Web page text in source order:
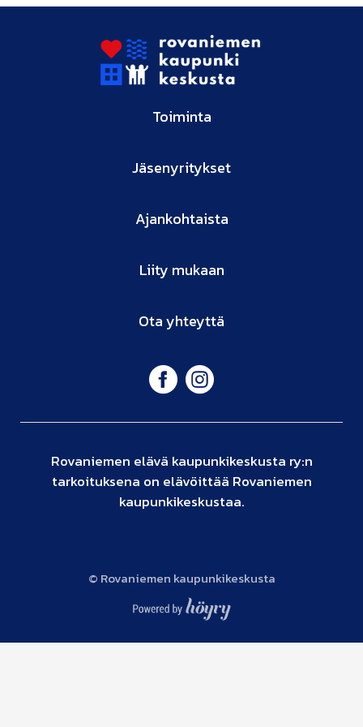
Toiminta
Jäsenyritykset
Ajankohtaista
Liity mukaan
Ota yhteyttä
Rovaniemen elävä kaupunkikeskusta ry:n
tarkoituksena on elävöittää Rovaniemen
kaupunkikeskustaa.
© Rovaniemen kaupunkikeskusta